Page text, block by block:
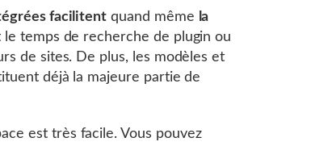
facilitent quand même la
le temps de recherche de plugin ou
de sites. De plus, les modèles et
déjà la majeure partie de
est très facile. Vous pouvez